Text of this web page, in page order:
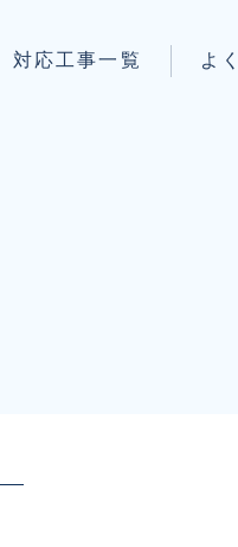
対応工事一覧 よ